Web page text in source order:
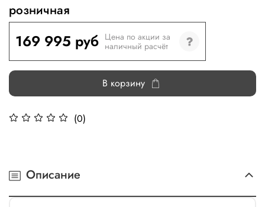
(0)
розничная
169 995 руб Цена по акции за
наличный расчёт
В корзину
Описание